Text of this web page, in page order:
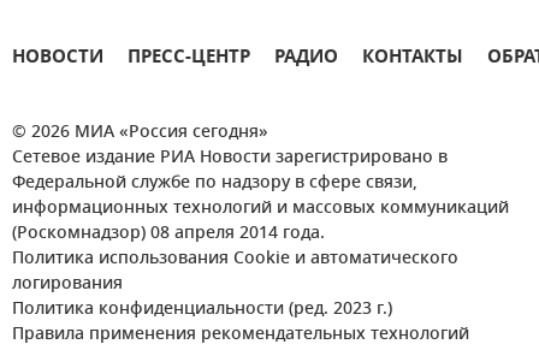
НОВОСТИ ПРЕСС-ЦЕНТР РАДИО КОНТАКТЫ
© 2026 МИА «Россия сегодня»
Сетевое издание РИА Новости зарегистрировано в
Федеральной службе по надзору в сфере связи,
информационных технологий и массовых коммуникаций
(Роскомнадзор) 08 апреля 2014 года.
Политика использования Cookie и автоматического
логирования
Политика конфиденциальности (ред. 2023 г.)
Правила применения рекомендательных технологий